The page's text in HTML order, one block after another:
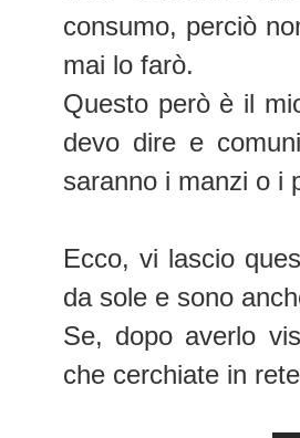
consumo, perciò
mai lo farò.
Questo però è il
devo dire e
saranno i manzi o i
Ecco, vi lascio
da sole e sono
Se, dopo averlo
che cerchiate in